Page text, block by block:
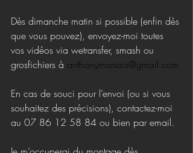
Dès dimanche matin si possible (enfin dès
que vous pouvez), envoyez-moi toutes
vos vidéos via wetransfer, smash ou
grosfichiers à anthonymarsais@gmail.com
En cas de souci pour l’envoi (ou si vous
souhaitez des précisions), contactez-moi
au 07 86 12 58 84 ou bien par email.